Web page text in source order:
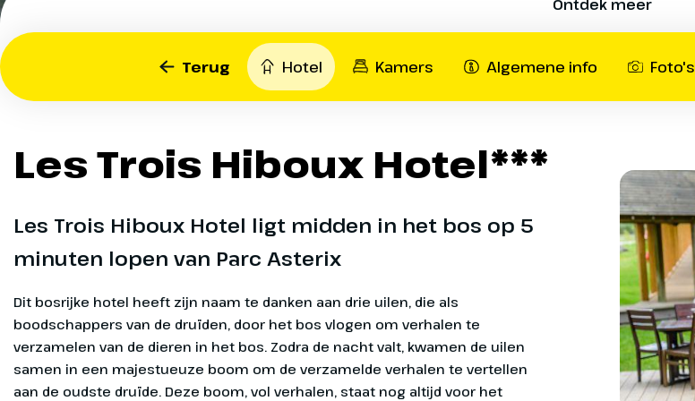
Ontdek meer
Terug Hotel Kamers Algemene info Foto's
Les Trois Hiboux Hotel***
Les Trois Hiboux Hotel ligt midden in het bos op 5
minuten lopen van Parc Asterix
Dit bosrijke hotel heeft zijn naam te danken aan drie uilen, die als boodschappers van de druïden, door het bos vlogen om verhalen te verzamelen van de dieren in het bos. Zodra de nacht valt, kwamen de uilen samen in een majestueuze boom om de verzamelde verhalen te vertellen
Wandel door het authentieke
Gallische dorp, waar je Obelix's
menhir kunt bewonderen en kunt
proeven van heerlijke Gallische
en Obelix, en maak een foto met
deze onverschrokken helden.